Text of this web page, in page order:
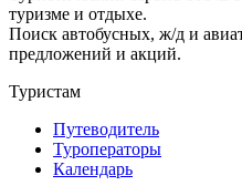
туризме и отдыхе.
Поиск автобусных, ж/д и
предложений и акций.
Туристам
Путеводитель
Туроператоры
Календарь